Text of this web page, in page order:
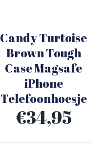
Candy Turtoise
Brown Tough
Case Magsafe
iPhone
Telefoonhoesje
€34,95